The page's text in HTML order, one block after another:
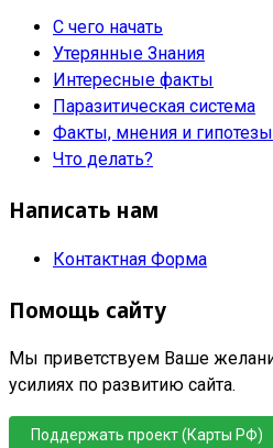
С чего начать
Утерянные Знания
Интересные факты
Паразитическая система
Факты, мнения и гипотезы
Что делать?
Написать нам
Контактная Форма
Помощь сайту
Мы приветствуем Ваше
усилиях по развитию сайта.
Поддержать проект (Карты РФ)